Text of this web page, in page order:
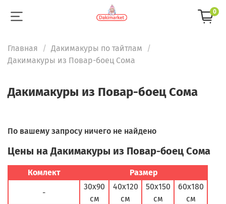
0
Главная
Дакимакуры по тайтлам
Дакимакуры из Повар-боец Сома
Дакимакуры из Повар-боец Сома
По вашему запросу ничего не найдено
Цены на Дакимакуры из Повар-боец Сома
Комлект Размер
-
30х90
см
40х120
см
50х150
см
60х180
см